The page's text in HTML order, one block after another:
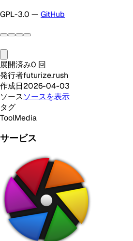
GPL-3.0 — GitHub
展開済み0 回
発行者futurize.rush
作成日2026-04-03
ソースソースを表示
タグ
ToolMedia
サービス